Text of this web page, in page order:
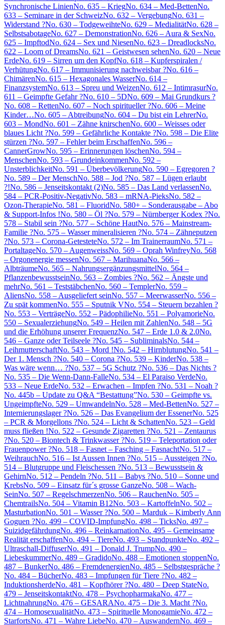
Synchronische LinienNo. 635 – KriegNo. 634 – Med-BettenNo.
633 – Seminare in der SchweizNo. 632 – VergebungNo. 631 –
Widerstand ?No. 630 – TodgeweihteNo. 629 – MedialitätNo. 628 –
SelbstsabotageNo. 627 – DemonstrationNo. 626 – Aura & SexNo.
625 – ImpftodNo. 624 – Sex und NiesenNo. 623 – DreadlocksNo.
622 – Loom of DreamsNo. 621 – Geistwesen sehenNo. 620 – Neue
ErdeNo. 619 – Sirren um den KopfNo. 618 – Kupferspiralen /
VerhütungNo. 617 – Immunisierung nachweisbar ?No. 616 –
ChimärenNo. 615 – Hexagonales WasserNo. 614 –
FinanzsystemNo. 613 – Spreu und WeizenNo. 612 – IntimrasurNo.
611 – Geimpfte Gefahr ?No. 610 – 5DNo. 609 – Mai Grundkurs ?
No. 608 – RettenNo. 607 – Noch spiritueller ?No. 606 – Meine
Kinder…No. 605 – AbtreibungNo. 604 – Du bist ein LehrerNo.
603 – MondNo. 601 – Zähne knirschenNo. 600 – Weisses oder
blaues Licht ?No. 599 – Gefährliche Kontakte ?No. 598 – Die Elite
stürzen ?No. 597 – Fehler beim ErschaffenNo. 596 –
CannerGrowNo. 595 – Erinnerungen löschenNo. 594 –
MenschenNo. 593 – GrundeinkommenNo. 592 –
UnsterblichkeitNo. 591 – ÜberbevölkerungNo. 590 – Egregoren ?
No. 589 – Der MenschNo. 588 – Jod ?No. 587 – Lügen erlaubt
?!No. 586 – Jenseitskontakt (2)No. 585 – Das Land verlassenNo.
584 – PCR-Positiv-NegativNo. 583 – mRNA-PieksNo. 582 –
Ozon-TherapieNo. 581 – FluoridNo. 580+ – Sonderausgabe – Abo
& Support-Infos !No. 580 – Öl ?No. 579 – Nürnberger Kodex ?No.
578 – Stabil sein ?No. 577 – Schöne HautNo. 576 – Mainstream-
Familie ?No. 575 – Wasser mineralisieren ?No. 574 – Zähneputzen
?No. 573 – Corona-GetesteteNo. 572 – Im TrainerraumNo. 571 –
PortaltageNo. 570 – AugenweissNo. 569 – Oprah WinfreyNo. 568
– Orgonenergie messenNo. 567 – MarihuanaNo. 566 –
AlbträumeNo. 565 – NahrungsergänzungsmittelNo. 564 –
PflanzenbewusstseinNo. 563 – Zombies ?No. 562 – Ängste und
mehrNo. 561 – TeststäbchenNo. 560 – TemplerNo. 559 –
AliensNo. 558 – Ausgeliefert seinNo. 557 – MeerwasserNo. 556 –
Zu spät kommenNo. 555 – Sputnik VNo. 554 – Steuern bezahlen ?
No. 553 – VerträgeNo. 552 – PädophilieNo. 551 – PolyamorieNo.
550 – SexualerziehungNo. 549 – Heilen mit ZahlenNo. 548 – 5G
und die Erhöhung unserer FrequenzNo. 547 – Erde 1.0 & 2.0No.
546 – Ganze oder Teilseele ?No. 545 – SubliminalsNo. 544 –
LeihmutterschaftNo. 543 – Mord !No. 542 – HirnblutungNo. 541 –
Der 1. Mensch ?No. 540 – Corona ?No. 539 – KinderNo. 538 –
Was wäre wenn… ?No. 537 – 5G Schutz ?No. 536 – Das Nichts ?
No. 535 – Die Wenn-Dann-FalleNo. 534 – El Paraiso VerdeNo.
533 – Neue ErdeNo. 532 – Erwachen – Impfen ?No. 531 – Noah ?
No. 445b – Update zu Q&A “Bestattung”No. 530 – Geimpfte vs.
UngeimpfteNo. 529 – UmwandelnNo. 528 – Med-BettenNo. 527 –
Internierungslager ?No. 526 – Das Evangelium der EssenerNo. 525
– PCR & Morgellons ?No. 524 – Licht & SchattenNo. 523 – Geld
muss fließen !No. 522 – Gesunde Zigaretten ?No. 521 – Zentaurus
?No. 520 – Biontech & Trinkwasser ?No. 519 – Teleportation oder
Frauenpower ?No. 518 – Fasnet – Fasching – FasnachtNo. 517 –
WeihrauchNo. 516 – Ist Aussen Innen ?No. 515 – Aussteigen ?No.
514 – Blutgruppe und Fleischessen ?No. 513 – Bewusstsein &
GehirnNo. 512 – Pendeln ?No. 511 – Babys ?No. 510 – Sonne und
KrebsNo. 509 – Einsatz für´s grosse GanzeNo. 508 – Wach-
SeinNo. 507 – RegelschmerzenNo. 506 – RauchenNo. 505 –
ChemtrailsNo. 504 – Vitamin B12No. 503 – KartoffelnNo. 502 –
MasturbationNo. 501 – Wasser ?No. 500 – Marduk – Kimberly Ann
Goguen ?No. 499 – COVID-ImpfungNo. 498 – TicksNo. 497 –
SuizidgefährdungNo. 496 – ReinkarnationNo. 495 – Gemeinsame
Realität erschaffenNo. 494 – TiereNo. 493 – StandpunkteNo. 492 –
Ultraschall-DiffuserNo. 491 – Donald J. TrumpNo. 490 –
LiebeskummerNo. 489 – GradidoNo. 488 – Emotionen stoppenNo.
487 – BunkerNo. 486 – FremdenergienNo. 485 – Selbstgespräche ?
No. 484 – BücherNo. 483 – Impfungen für Tiere ?No. 482 –
InduktionsherdeNo. 481 – Kopfhörer ?No. 480 – Deep StateNo.
479 – JenseitskontaktNo. 478 – PsychopharmakaNo. 477 –
LichtnahrungNo. 476 – GESARANo. 475 – Die 3. Macht ?No.
474 – HomosexualitätNo. 473 – Spirituelle MonogamieNo. 472 –
StarfortsNo. 471 – Wahre LiebeNo. 470 – AuswandernNo. 469 –